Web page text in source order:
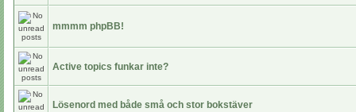
mmmm phpBB!
Active topics funkar inte?
Lösenord med både små och stor bokstäver